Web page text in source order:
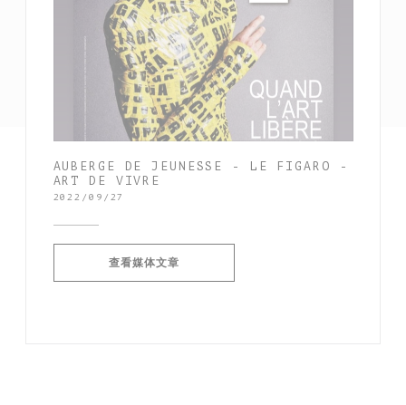
AUBERGE DE JEUNESSE - LE FIGARO -
ART DE VIVRE
2022/09/27
查看媒体文章((在新窗口中打开))